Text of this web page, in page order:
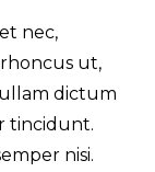
nec,
ut,
dictum
tincidunt.
nisi.